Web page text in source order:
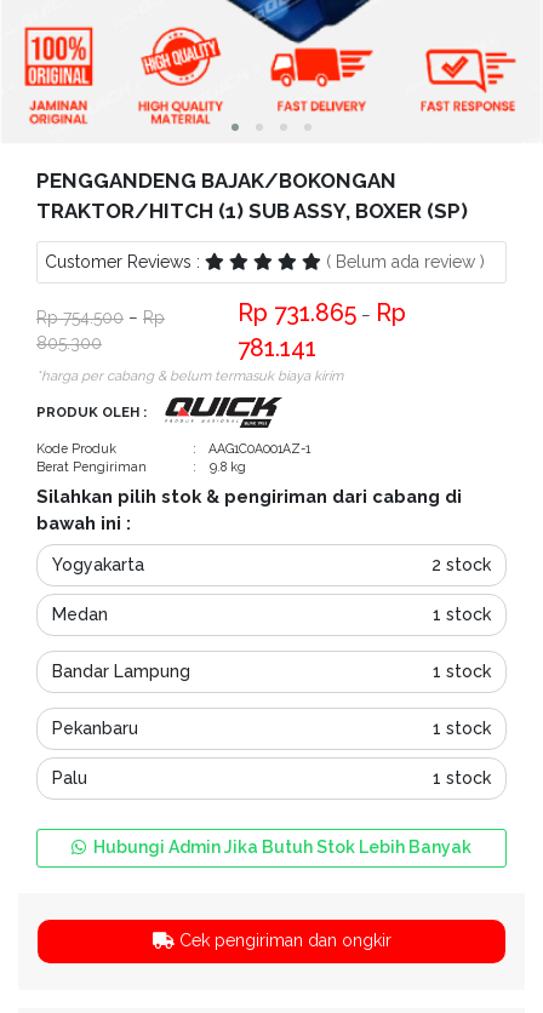
Kritik
dan
Saran
PENGGANDENG BAJAK/BOKONGAN
TRAKTOR/HITCH (1) SUB ASSY, BOXER (SP)
Customer Reviews : ( Belum ada review )
754.500 −
805.300
731.865−
781.141
*harga per cabang & belum termasuk biaya kirim
PRODUK OLEH :
Kode Produk
: AAG1C0A001AZ-1
Berat Pengiriman
: 9.8 kg
Silahkan pilih stok & pengiriman dari cabang di
bawah ini :
Yogyakarta 2 stock
Medan 1 stock
Bandar Lampung 1 stock
Pekanbaru 1 stock
Palu 1 stock
Hubungi Admin Jika Butuh Stok Lebih Banyak
Cek pengiriman dan ongkir